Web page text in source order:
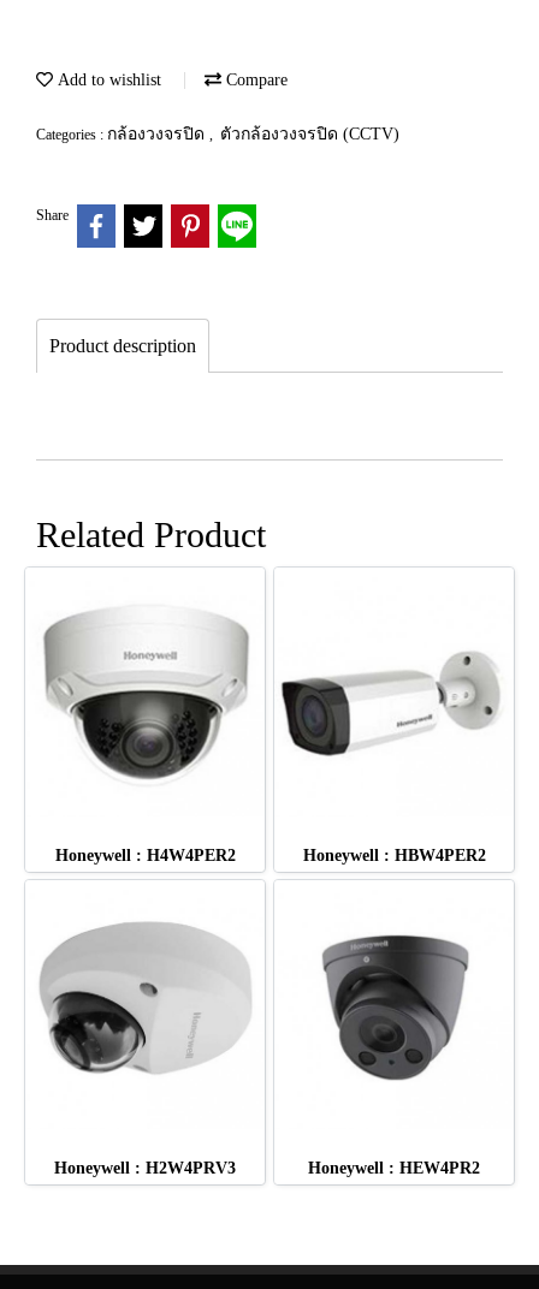
Add to wishlist Compare
Categories : กล้องวงจรปิด , ตัวกล้องวงจรปิด (CCTV)
Share
Product description
Related Product
Honeywell : H4W4PER2 Honeywell : HBW4PER2
Honeywell : H2W4PRV3 Honeywell : HEW4PR2